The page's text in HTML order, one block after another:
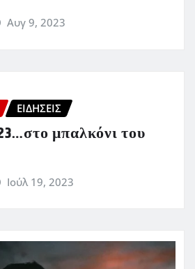
Αυγ 9, 2023
ΕΙΔΗΣΕΙΣ
μπαλκόνι του
Ιούλ 19, 2023